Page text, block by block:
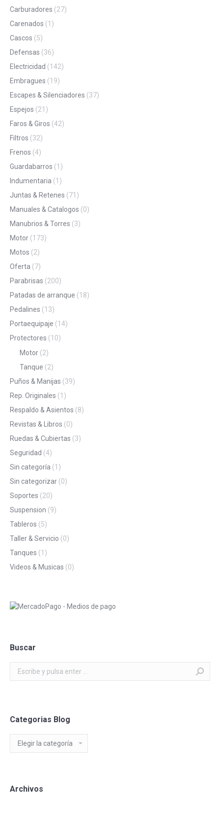
Carburadores (27)
Carenados (1)
Cascos (5)
Defensas (36)
Electricidad (142)
Embragues (19)
Escapes & Silenciadores (37)
Espejos (21)
Faros & Giros (42)
Filtros (32)
Frenos (4)
Guardabarros (1)
Indumentaria (1)
Juntas & Retenes (71)
Manuales & Catalogos (0)
Manubrios & Torres (3)
Motor (173)
Motos (2)
Oferta (7)
Parabrisas (200)
Patadas de arranque (18)
Pedalines (13)
Portaequipaje (14)
Protectores (10)
Motor (2)
Tanque (2)
Puños & Manijas (39)
Rep. Originales (1)
Respaldo & Asientos (8)
Revistas & Libros (0)
Ruedas & Cubiertas (3)
Seguridad (4)
Sin categoría (1)
Sin categorizar (0)
Soportes (20)
Suspension (9)
Tableros (5)
Taller & Servicio (0)
Tanques (1)
Videos & Musicas (0)
Buscar
Categorias Blog
Blog
Archivos